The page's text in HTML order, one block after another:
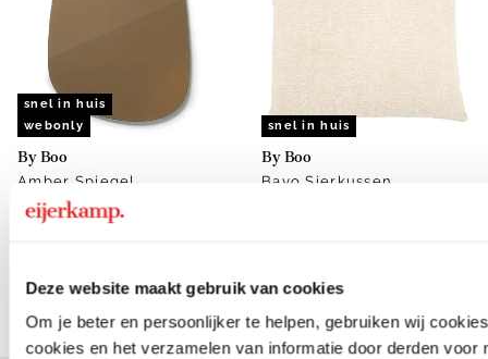
Deze website maakt gebruik van cookies
Om je beter en persoonlijker te helpen, gebruiken wij
cookies en het verzamelen van informatie door derden voor
snel in huis
webonly
By Boo
Amber Spiegel
54.95
snel in huis
By Boo
Bayo Sierkussen